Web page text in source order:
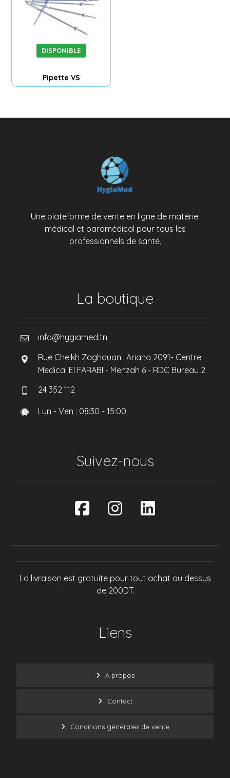
DISPONIBLE
Pipette VS
Une plateforme de vente en ligne de matériel
médical et paramédical pour tous les
professionnels de santé.
La boutique
info@hygiamed.tn
Rue Cheikh Zaghouani, Ariana 2091- Centre
Medical El FARABI - Menzah 6 - RDC Bureau 2
24 352 112
Lun - Ven : 08:30 - 15:00
Suivez-nous
La livraison est gratuite pour tout achat au dessus
de 200DT.
Liens
A propos
Contact
Conditions générales de vente